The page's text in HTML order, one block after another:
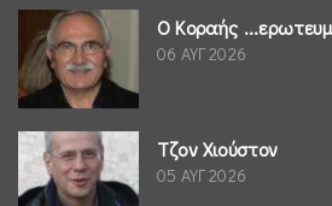
Ο Κοραής
06 ΑΥΓ 2026
Τζον Χιούστον
05 ΑΥΓ 2026